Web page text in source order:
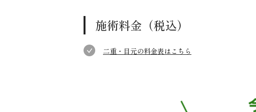
施術料金（税込）
二重・目元の料金表はこちら